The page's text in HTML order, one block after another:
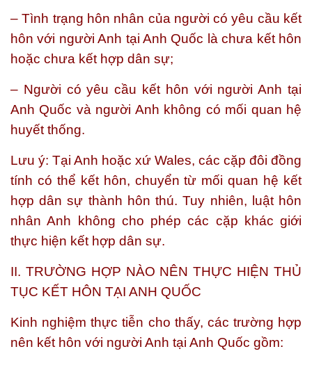
– Tình trạng hôn nhân của người có yêu cầu kết
hôn với người Anh tại Anh Quốc là chưa kết hôn
hoặc chưa kết hợp dân sự;
– Người có yêu cầu kết hôn với người Anh tại
Anh Quốc và người Anh không có mối quan hệ
huyết thống.
Lưu ý: Tại Anh hoặc xứ Wales, các cặp đôi đồng
tính có thể kết hôn, chuyển từ mối quan hệ kết
hợp dân sự thành hôn thú. Tuy nhiên, luật hôn
nhân Anh không cho phép các cặp khác giới
thực hiện kết hợp dân sự.
II. TRƯỜNG HỢP NÀO NÊN THỰC HIỆN THỦ
TỤC KẾT HÔN TẠI ANH QUỐC
Kinh nghiệm thực tiễn cho thấy, các trường hợp
nên kết hôn với người Anh tại Anh Quốc gồm: